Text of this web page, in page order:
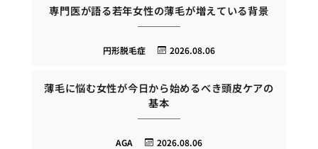
専門医が語る若年女性の薄毛が増えている背景
2026.08.06
円形脱毛症
薄毛に悩む女性が今日から始めるべき頭皮ケアの
基本
2026.08.06
AGA